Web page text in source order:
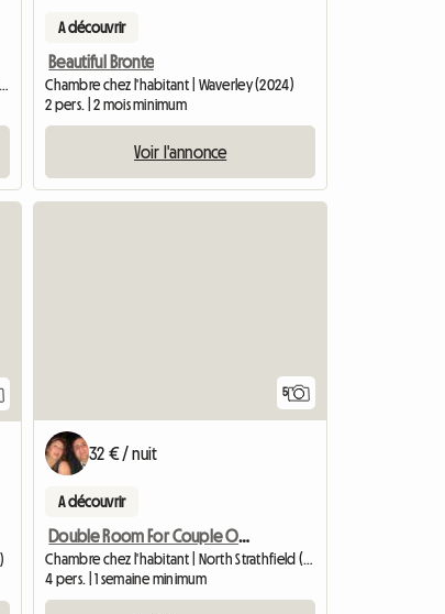
Chambre chez l'habitant | Wentworth Point (2127)
A découvrir
Beautiful Bronte
Chambre chez l'habitant | Waverley (2024)
2 pers. | 2 mois minimum
Voir l'annonce
5
32 € / nuit
A découvrir
Double Room For Couple Or Two Singles In Nth Strathfield
Chambre chez l'habitant | North Strathfield (2137)
4 pers. | 1 semaine minimum